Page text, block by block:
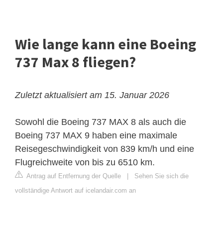
Wie lange kann eine Boeing
737 Max 8 fliegen?
Zuletzt aktualisiert am 15. Januar 2026
Sowohl die Boeing 737 MAX 8 als auch die
Boeing 737 MAX 9 haben eine maximale
Reisegeschwindigkeit von 839 km/h und eine
Flugreichweite von bis zu 6510 km.
Antrag auf Entfernung der Quelle
Sehen Sie sich die
vollständige Antwort auf icelandair.com an